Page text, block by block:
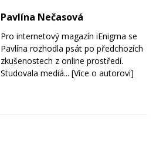
Pavlína Nečasová
Pro internetový magazín iEnigma se
Pavlína rozhodla psát po předchozích
zkušenostech z online prostředí.
Studovala mediá... [Více o autorovi]